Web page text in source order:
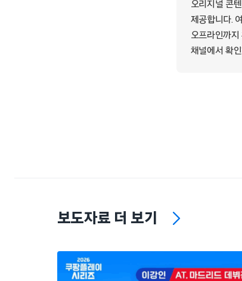
오리지널 콘
제공합니다.
오프라인까
채널에서 확
보도자료 더 보기